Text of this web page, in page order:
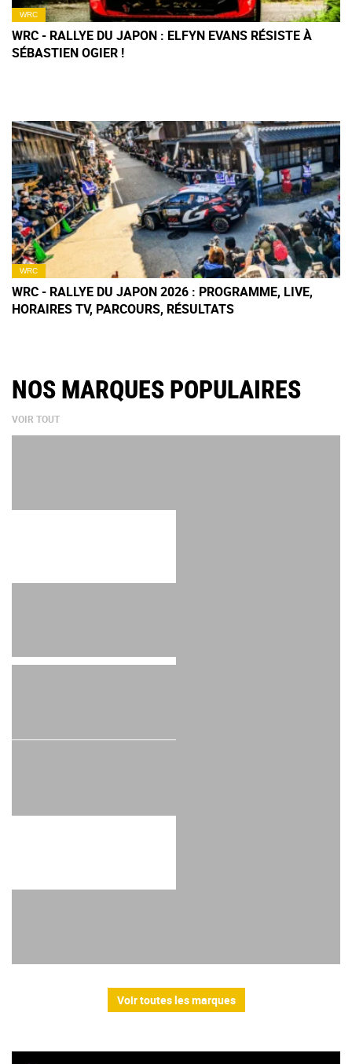
WRC
WRC - RALLYE DU JAPON : ELFYN EVANS RÉSISTE À
SÉBASTIEN OGIER !
WRC
WRC - RALLYE DU JAPON 2026 : PROGRAMME, LIVE,
HORAIRES TV, PARCOURS, RÉSULTATS
NOS MARQUES POPULAIRES
VOIR TOUT
Voir toutes les marques